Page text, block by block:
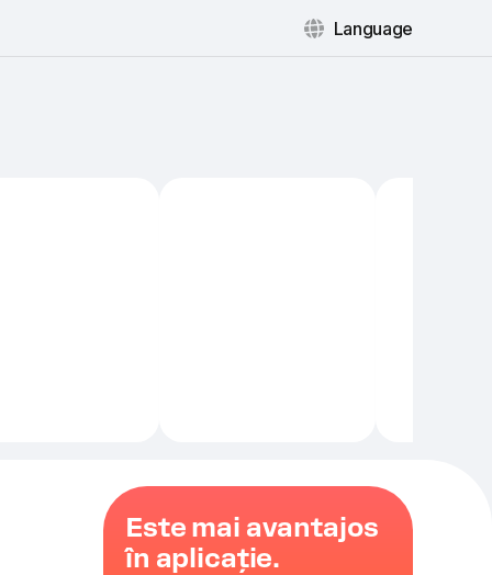
Language
Este mai avantajos
în aplicație.